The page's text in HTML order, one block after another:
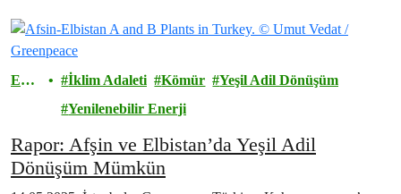
Ener
İklim Adaleti Kömür
Yeşil Adil Dönüşüm
Yenilenebilir Enerji
Rapor: Afşin ve Elbistan’da Yeşil Adil
Dönüşüm Mümkün